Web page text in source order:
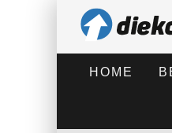
HOME